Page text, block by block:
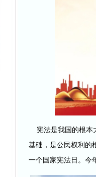
宪法是我国的根本
基础，是公民权利的
一个国家宪法日。今